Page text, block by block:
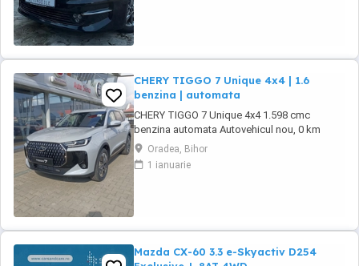
CHERY TIGGO 7 Unique 4x4 | 1.6
benzina | automata
CHERY TIGGO 7 Unique 4x4 1.598 cmc
benzina automata Autovehicul nou, 0 km
Garantie 7 ani in limita a 150.000 km Confort si
functionalitate 5 locuri Scaune imbracate in
piele ecologica Scaune fata cu incalzire si
Oradea, Bihor
1 ianuarie
Mazda CX-60 3.3 e-Skyactiv D254